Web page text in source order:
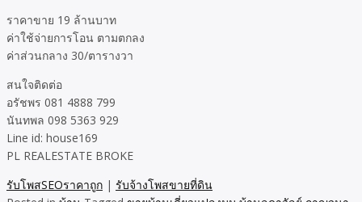
ราคาขาย 19 ล้านบาท
ค่าใช้จ่ายการโอน ตามตกลง
ค่าส่วนกลาง 30/ตารางวา
สนใจติดต่อ
อรัชพร 081 4888 799
นันทพล 098 5363 929
Line id: house169
PL REALESTATE BROKE
รับโพสSEOราคาถูก | รับจ้างโพสขายที่ดิน